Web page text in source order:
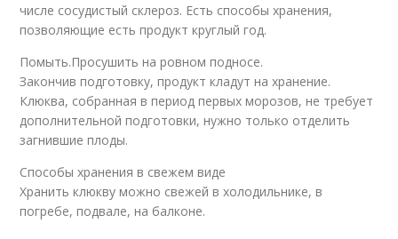
числе сосудистый склероз. Есть способы хранения,
позволяющие есть продукт круглый год.
Помыть.Просушить на ровном подносе.
Закончив подготовку, продукт кладут на хранение.
Клюква, собранная в период первых морозов, не требует
дополнительной подготовки, нужно только отделить
загнившие плоды.
Способы хранения в свежем виде
Хранить клюкву можно свежей в холодильнике, в
погребе, подвале, на балконе.